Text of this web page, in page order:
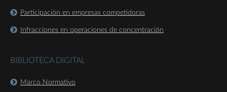
Participación en empresas competidoras
Infracciones en operaciones de concentración
BIBLIOTECA DIGITAL
Marco Normativo